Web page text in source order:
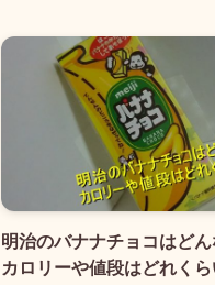
明治のバナナチョコはどん
カロリーや値段はどれくら